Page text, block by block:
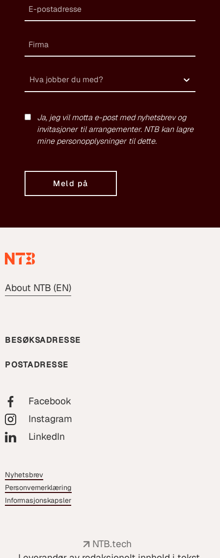
Hva jobber du med?
Ja, jeg vil motta e-post med nyhetsbrev og
invitasjoner til arrangementer. NTB kan lagre
mine personopplysninger til dette.
Meld på
About NTB (EN)
BESØKSADRESSE
POSTADRESSE
Facebook
Instagram
LinkedIn
Nyhetsbrev
Personvernerklæring
Informasjonskapsler
NTB.tech